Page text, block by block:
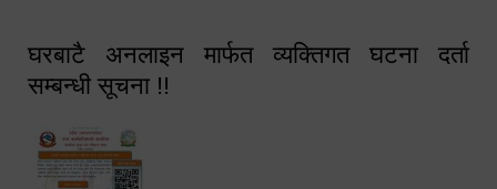
घरबाटै अनलाइन मार्फत व्यक्तिगत घटना दर्ता
सम्बन्धी सूचना !!